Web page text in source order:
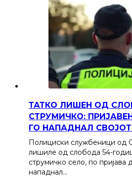
ТАТКО ЛИШЕН ОД
СТРУМИЧКО:
ГО НАПАДНАЛ
Полициски службеници од
лишиле од слобода 54-
струмичко село, по пријава
нападнал…